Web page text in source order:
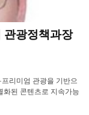
관광정책과장
리미엄 관광을 기반으
화된 콘텐츠로 지속가능